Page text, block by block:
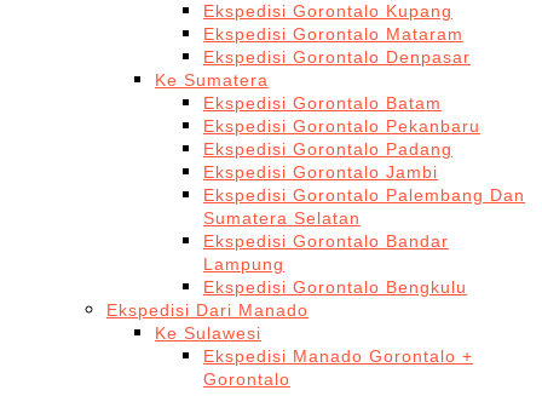
Ekspedisi Gorontalo Kupang
Ekspedisi Gorontalo Mataram
Ekspedisi Gorontalo Denpasar
Ke Sumatera
Ekspedisi Gorontalo Batam
Ekspedisi Gorontalo Pekanbaru
Ekspedisi Gorontalo Padang
Ekspedisi Gorontalo Jambi
Ekspedisi Gorontalo Palembang Dan
Sumatera Selatan
Ekspedisi Gorontalo Bandar
Lampung
Ekspedisi Gorontalo Bengkulu
Ekspedisi Dari Manado
Ke Sulawesi
Ekspedisi Manado Gorontalo +
Gorontalo